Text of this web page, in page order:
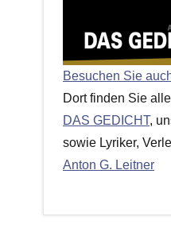
Besuchen Sie
Dort finden Sie
DAS GEDICHT,
sowie Lyriker,
Anton G. Leitner